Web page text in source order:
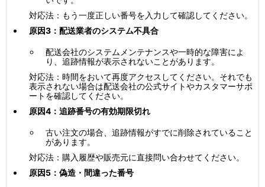
対応法：もう一度正しい番号を入力して確認してください。
原因3：配送業者のシステム不具合
配送会社のシステムメンテナンスや一時的な障害によ
り、追跡情報が表示されないことがあります。
対応法：時間をおいて再度アクセスしてください。それでも
表示されない場合は配送会社の公式サイトやカスタマーサポ
ートを確認してください。
原因4：追跡番号の有効期限切れ
古い注文の場合、追跡情報がすでに削除されていること
があります。
対応法：購入履歴や販売元に直接問い合わせてください。
原因5：偽造・間違った番号